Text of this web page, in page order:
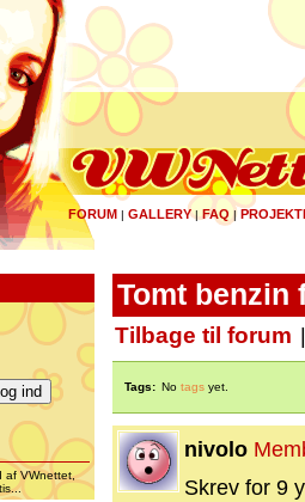
FORUM | GALLERY|FAQ |
af VWnettet,
Tomt benzin
Tilbage til forum
Tags: No tags yet.
nivolo
Skrev for 9